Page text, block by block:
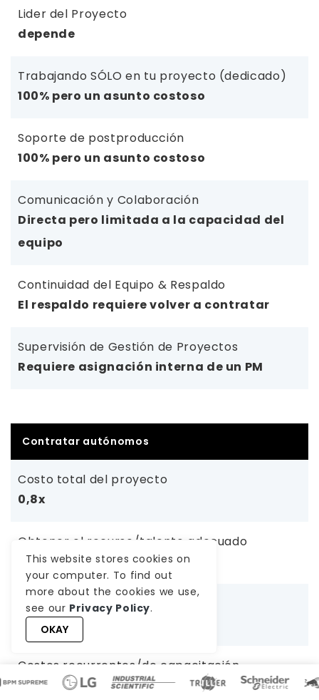
Lider del Proyecto
depende
Trabajando SÓLO en tu proyecto (dedicado)
100% pero un asunto costoso
Soporte de postproducción
100% pero un asunto costoso
Comunicación y Colaboración
Directa pero limitada a la capacidad del
equipo
Continuidad del Equipo & Respaldo
El respaldo requiere volver a contratar
Supervisión de Gestión de Proyectos
Requiere asignación interna de un PM
Contratar autónomos
Costo total del proyecto
0,8x
Obtener el recurso/talento adecuado
1-2 semanas
tiempo de incorporación
1-2 semanas
Costos recurrentes/de capacitación
0
This website stores cookies on
your computer. To find out
more about the cookies we use,
see our Privacy Policy.
OKAY